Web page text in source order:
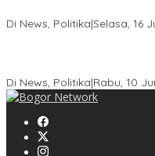
Di News, Politika|Selasa, 16
Di News, Politika|Rabu, 10